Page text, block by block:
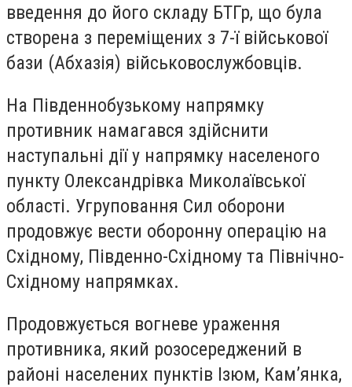
введення до його складу БТГр, що була
створена з переміщених з 7-ї військової
бази (Абхазія) військовослужбовців.
На Південнобузькому напрямку
противник намагався здійснити
наступальні дії у напрямку населеного
пункту Олександрівка Миколаївської
області. Угруповання Сил оборони
продовжує вести оборонну операцію на
Східному, Південно-Східному та Північно-
Східному напрямках.
Продовжується вогневе ураження
противника, який розосереджений в
районі населених пунктів Ізюм, Кам’янка,